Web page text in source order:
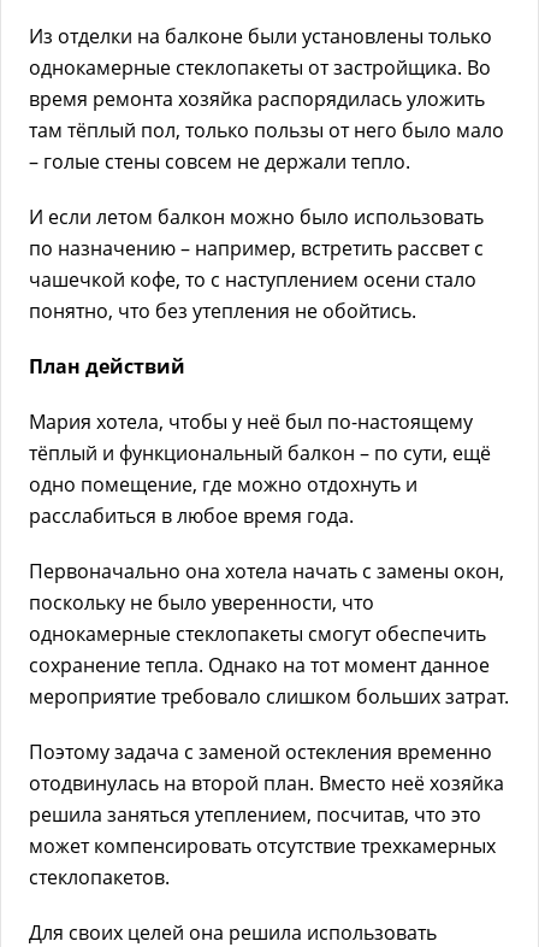
Из отделки на балконе были установлены только
однокамерные стеклопакеты от застройщика. Во
время ремонта хозяйка распорядилась уложить
там тёплый пол, только пользы от него было мало
– голые стены совсем не держали тепло.
И если летом балкон можно было использовать
по назначению – например, встретить рассвет с
чашечкой кофе, то с наступлением осени стало
понятно, что без утепления не обойтись.
План действий
Мария хотела, чтобы у неё был по-настоящему
тёплый и функциональный балкон – по сути, ещё
одно помещение, где можно отдохнуть и
расслабиться в любое время года.
Первоначально она хотела начать с замены окон,
поскольку не было уверенности, что
однокамерные стеклопакеты смогут обеспечить
сохранение тепла. Однако на тот момент данное
мероприятие требовало слишком больших затрат.
Поэтому задача с заменой остекления временно
отодвинулась на второй план. Вместо неё хозяйка
решила заняться утеплением, посчитав, что это
может компенсировать отсутствие трехкамерных
стеклопакетов.
Для своих целей она решила использовать